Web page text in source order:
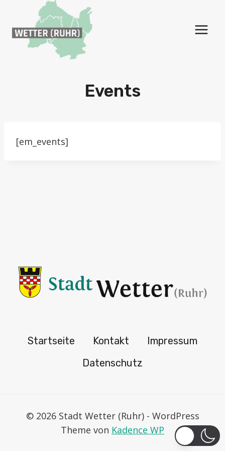
springen
Events
[em_events]
Startseite Kontakt
Impressum
Datenschutz
© 2026 Stadt Wetter (Ruhr) - WordPress
Theme von Kadence WP